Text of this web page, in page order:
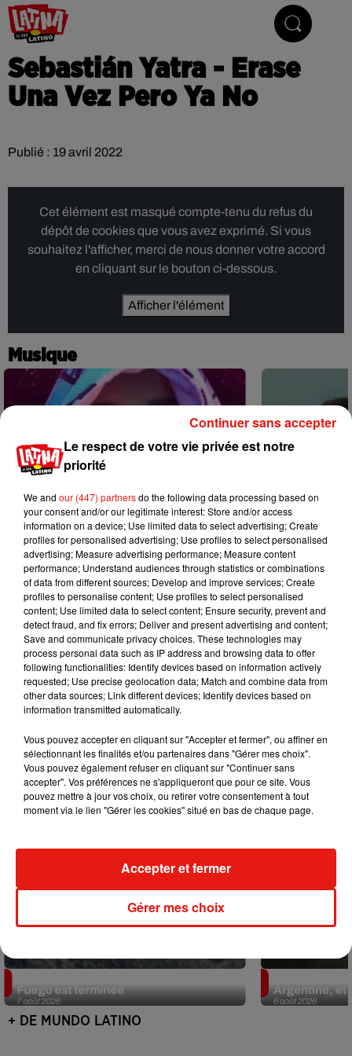
Sebastián Yatra - Erase
Una Vez Pero Ya No
Publié : 19 avril 2022
Cet élément est masqué compte-tenu du refus du
dépôt de cookies que vous avez exprimé. Si vous
souhaitez l'afficher, merci de nous donner votre accord
en cliquant sur le bouton ci-dessous.
Afficher l'élément
Musique
6 août 2026
Karol G dévoile la tracklist de son
nouvel album… avec des invités...
5 août 2026
Benny
Becky G sur
+ DE MUSIQUE
Mundo Latino
7 août 2026
Fuego est terminée
6 août 2026
Argentine, et
+ DE MUNDO LATINO
Le respect de votre vie privée est notre
priorité
We and our (447) partnersdo the following data processing based on
your consent and/or our legitimate interest: Store and/or access
information on a device; Use limited data to select advertising; Create
profiles for personalised advertising; Use profiles to select personalised
advertising; Measure advertising performance; Measure content
performance; Understand audiences through statistics or combinations
of data from different sources; Develop and improve services; Create
profiles to personalise content; Use profiles to select personalised
content; Use limited data to select content; Ensure security, prevent and
detect fraud, and fix errors; Deliver and present advertising and content;
Save and communicate privacy choices. These technologies may
process personal data such as IP address and browsing data to offer
following functionalities: Identify devices based on information actively
requested; Use precise geolocation data; Match and combine data from
other data sources; Link different devices; Identify devices based on
information transmitted automatically.
Vous pouvez accepter en cliquant sur "Accepter et fermer", ou affiner en
sélectionnant les finalités et/ou partenaires dans "Gérer mes choix".
Vous pouvez également refuser en cliquant sur "Continuer sans
accepter". Vos préférences ne s'appliqueront que pour ce site. Vous
pouvez mettre à jour vos choix, ou retirer votre consentement à tout
moment via le lien "Gérer les cookies" situé en bas de chaque page.
Gérer mes choix
Accepter et fermer
Continuer sans accepter